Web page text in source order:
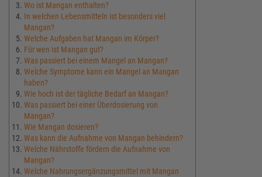
Wo ist Mangan enthalten?
In welchen Lebensmitteln ist besonders viel
Mangan?
Welche Aufgaben hat Mangan im Körper?
Für wen ist Mangan gut?
Was passiert bei einem Mangel an Mangan?
Welche Symptome kann ein Mangel an Mangan
haben?
Wie hoch ist der tägliche Bedarf an Mangan?
Was passiert bei einer Überdosierung von
Mangan?
Wie Mangan dosieren?
Was kann die Aufnahme von Mangan behindern?
Welche Nährstoffe fördern die Aufnahme von
Mangan?
Welche Nahrungsergänzungsmittel mit Mangan